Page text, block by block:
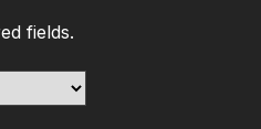
fields.